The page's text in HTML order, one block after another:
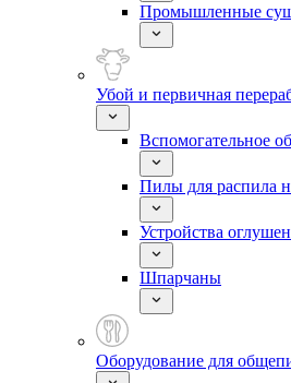
Промышленные
Убой и первичная
Вспомогательное
Пилы для распила
Устройства
Шпарчаны
Оборудование для